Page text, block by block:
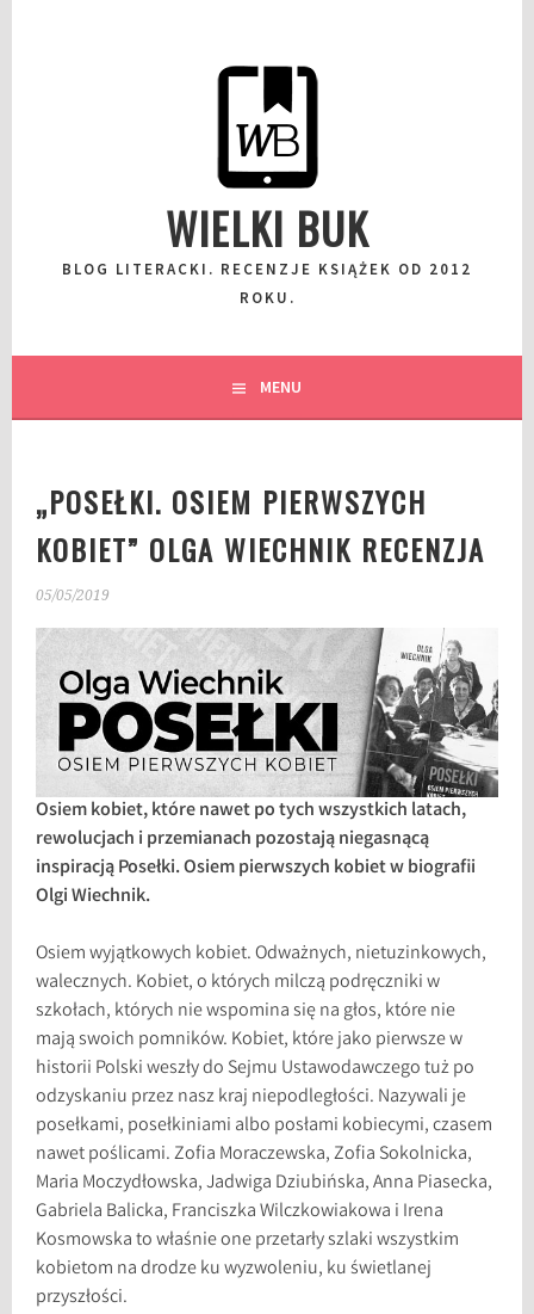
WIELKI BUK
BLOG LITERACKI. RECENZJE KSIĄŻEK OD 2012
ROKU.
MENU
„POSEŁKI. OSIEM PIERWSZYCH
KOBIET” OLGA WIECHNIK RECENZJA
05/05/2019
Osiem kobiet, które nawet po tych wszystkich latach,
rewolucjach i przemianach pozostają niegasnącą
inspiracją Posełki. Osiem pierwszych kobiet w biografii
Olgi Wiechnik.
Osiem wyjątkowych kobiet. Odważnych, nietuzinkowych,
walecznych. Kobiet, o których milczą podręczniki w
szkołach, których nie wspomina się na głos, które nie
mają swoich pomników. Kobiet, które jako pierwsze w
historii Polski weszły do Sejmu Ustawodawczego tuż po
odzyskaniu przez nasz kraj niepodległości. Nazywali je
posełkami, posełkiniami albo posłami kobiecymi, czasem
nawet poślicami. Zofia Moraczewska, Zofia Sokolnicka,
Maria Moczydłowska, Jadwiga Dziubińska, Anna Piasecka,
Gabriela Balicka, Franciszka Wilczkowiakowa i Irena
Kosmowska to właśnie one przetarły szlaki wszystkim
kobietom na drodze ku wyzwoleniu, ku świetlanej
przyszłości.